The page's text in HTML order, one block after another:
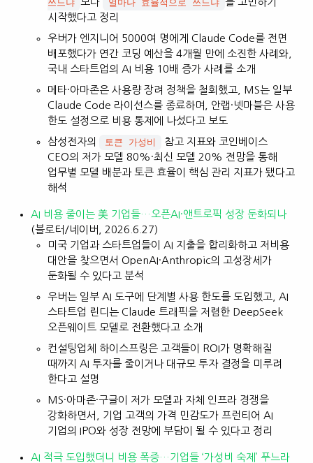
쓰느냐 얼마나 효율적으로 쓰느냐
시작했다고 정리
우버가 엔지니어 5000여 명에게 Claude Code를 전면
배포했다가 연간 코딩 예산을 4개월 만에 소진한 사례와,
국내 스타트업의 AI 비용 10배 증가 사례를 소개
메타·아마존은 사용량 장려 정책을 철회했고, MS는 일부
Claude Code 라이선스를 종료하며, 안랩·넷마블은 사용
한도 설정으로 비용 통제에 나섰다고 보도
삼성전자의
토큰 가성비
참고 지표와 코인베이스
CEO의 저가 모델 80%·최신 모델 20% 전망을 통해
업무별 모델 배분과 토큰 효율이 핵심 관리 지표가 됐다고
해석
AI 비용 줄이는 美 기업들…오픈AI·앤트로픽 성장 둔화되나
(블로터/네이버, 2026.6.27)
미국 기업과 스타트업들이 AI 지출을 합리화하고 저비용
대안을 찾으면서 OpenAI·Anthropic의 고성장세가
둔화될 수 있다고 분석
우버는 일부 AI 도구에 단계별 사용 한도를 도입했고, AI
스타트업 린디는 Claude 트래픽을 저렴한 DeepSeek
오픈웨이트 모델로 전환했다고 소개
컨설팅업체 하이스프링은 고객들이 ROI가 명확해질
때까지 AI 투자를 줄이거나 대규모 투자 결정을 미루려
한다고 설명
MS·아마존·구글이 저가 모델과 자체 인프라 경쟁을
강화하면서, 기업 고객의 가격 민감도가 프런티어 AI
기업의 IPO와 성장 전망에 부담이 될 수 있다고 정리
AI 적극 도입했더니 비용 폭증…기업들 ‘가성비 숙제’ 푸느라